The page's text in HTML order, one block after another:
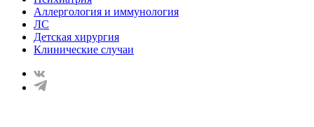
Аллергология и иммунология
ЛС
Детская хирургия
Клинические случаи